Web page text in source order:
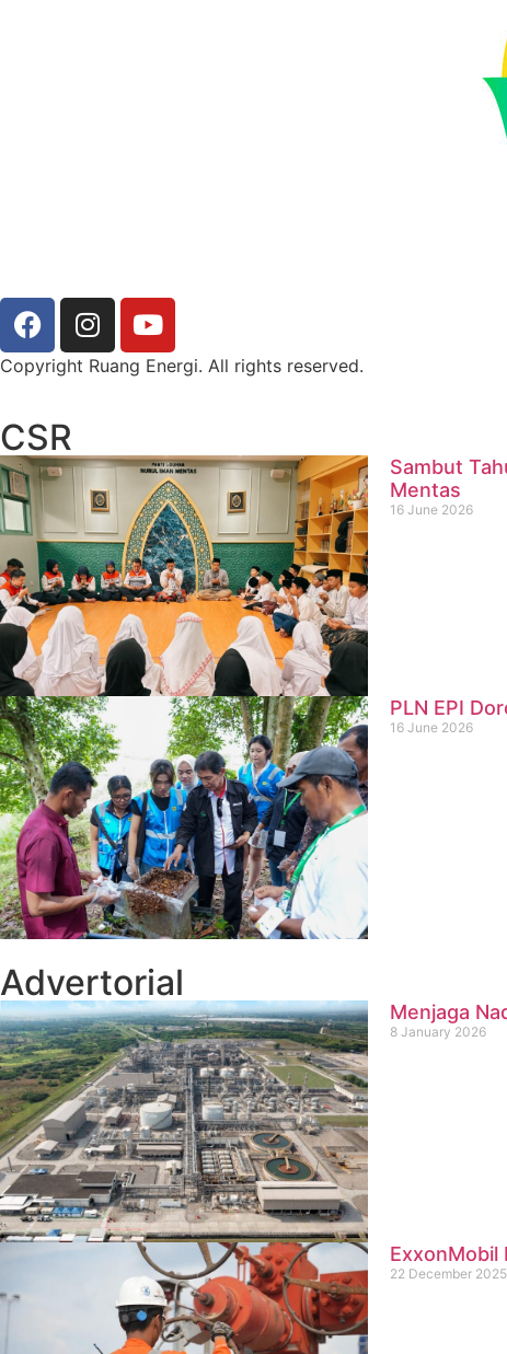
Copyright Ruang Energi. All rights reserved.
CSR
Sambut
Mentas
16 June 2026
PLN EPI
16 June 2026
Advertorial
Menjaga
8 January 2026
ExxonMobil
22 December 2025